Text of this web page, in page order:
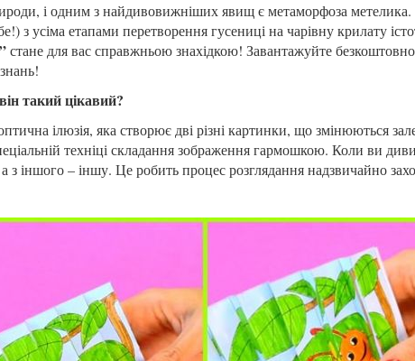
і одним з найдивовижніших явищ є метаморфоза метелика.
з усіма етапами перетворення гусениці на чарівну крилату
стане для вас справжньою знахідкою! Завантажуйте
такий цікавий?
ілюзія, яка створює дві різні картинки, що змінюються
техніці складання зображення гармошкою. Коли ви
з іншого – іншу. Це робить процес розглядання надзвичайно